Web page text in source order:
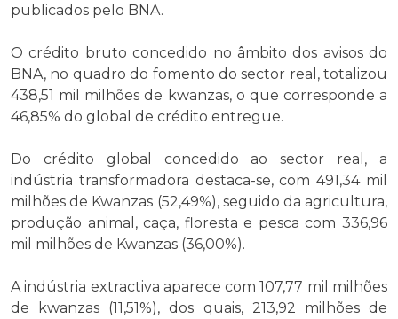
publicados pelo BNA.
O crédito bruto concedido no âmbito dos avisos do
BNA, no quadro do fomento do sector real, totalizou
438,51 mil milhões de kwanzas, o que corresponde a
46,85% do global de crédito entregue.
Do crédito global concedido ao sector real, a
indústria transformadora destaca-se, com 491,34 mil
milhões de Kwanzas (52,49%), seguido da agricultura,
produção animal, caça, floresta e pesca com 336,96
mil milhões de Kwanzas (36,00%).
A indústria extractiva aparece com 107,77 mil milhões
de kwanzas (11,51%), dos quais, 213,92 milhões de